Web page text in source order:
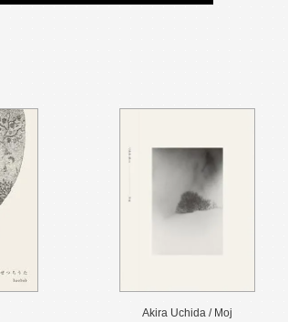
Akira Uchida / Moj